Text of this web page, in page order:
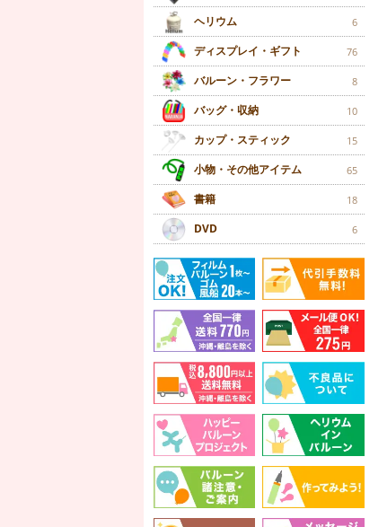
ヘリウム 6
ディスプレイ・ギフト 76
バルーン・フラワー 8
バッグ・収納 10
カップ・スティック 15
小物・その他アイテム 65
書籍 18
DVD 6